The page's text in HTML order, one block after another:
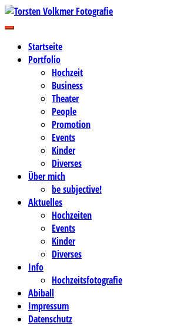
Zum
Inhalt
Torsten Volkmer
Business-, Portrait- und Hochzeitsfotografie
Startseite
Portfolio
Hochzeit
Business
Theater
People
Promotion
Events
Kinder
Diverses
Über mich
be subjective!
Aktuelles
Hochzeiten
Events
Kinder
Diverses
Info
Hochzeitsfotografie
Abiball
Impressum
Datenschutz